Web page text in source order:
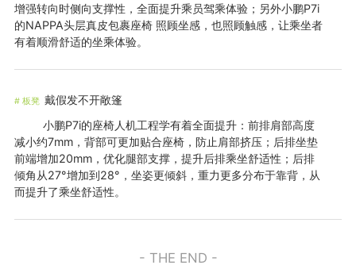
增强转向时侧向支撑性，全面提升乘员驾乘体验；另外小鹏P7i
的NAPPA头层真皮包裹座椅 照顾坐感，也照顾触感，让乘坐者
有着顺滑舒适的坐乘体验。
# 板凳 戴假发不开敞篷
小鹏P7i的座椅人机工程学有着全面提升：前排肩部高度
减小约7mm，背部可更加贴合座椅，防止肩部挤压；后排坐垫
前端增加20mm，优化腿部支撑，提升后排乘坐舒适性；后排
倾角从27°增加到28°，坐姿更倾斜，重力更多分布于靠背，从
而提升了乘坐舒适性。
- THE END -